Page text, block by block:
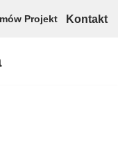
Projekt Kontakt